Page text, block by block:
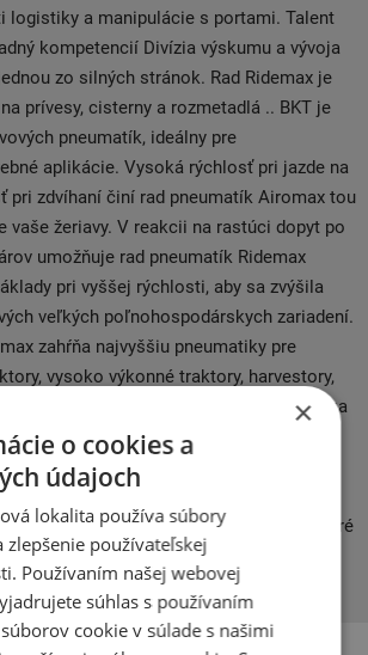
logistiky a manipulácie s portami. Talent
kompetencií Divízia výskumu a vývoja
zo silných stránok. Rad Ridemax je
prívesy, cisterny a rozmetadlá .. BKT je
pneumatík, ideálny pre
aplikácie. Vysoká rýchlosť pri jazde na
pri zdvíhaní činí rad pneumatík Airomax tou
vaše žeriavy. V reakcii na rastúci dopyt po
umožňuje rad pneumatík Ridemax
pri vyššej rýchlosti, aby sa zvýšila
veľkých poľnohospodárskych zariadení.
zahŕňa najvyššiu pneumatiky pre
vysoko výkonné traktory, harvestory,
nech už je vaša poľnohospodárska
rada pneumatík Agrimax špičkový
najlepšiu ochranu vašim poliach.
prevádzkových podmienkach, tieto
zvládnu aj tie najťažšie zaťaženie, ktoré
stabilitu.
×
o cookies a
údajoch
lokalita používa súbory
zlepšenie používateľskej
Používaním našej webovej
súhlas s používaním
cookie v súlade s našimi